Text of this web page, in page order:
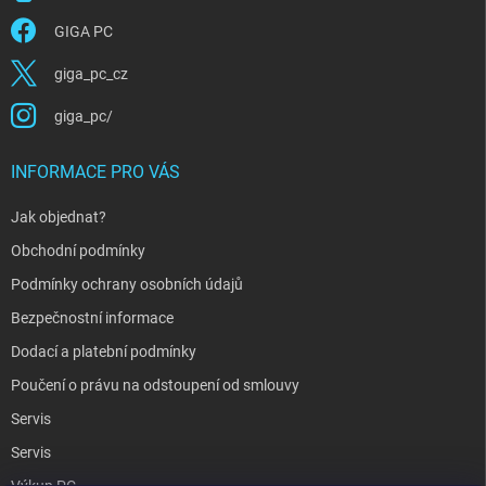
GIGA PC
giga_pc_cz
giga_pc/
INFORMACE PRO VÁS
Jak objednat?
Obchodní podmínky
Podmínky ochrany osobních údajů
Bezpečnostní informace
Dodací a platební podmínky
Poučení o právu na odstoupení od smlouvy
Servis
Servis